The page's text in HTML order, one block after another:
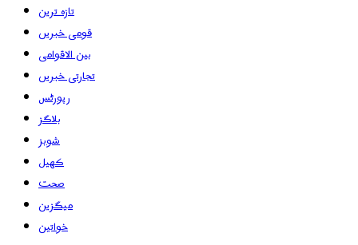
تازہ ترین
قومی خبریں
بین الاقوامی
تجارتی خبریں
رپورٹس
بلاگز
شوبز
کھیل
صحت
میگزین
خواتین